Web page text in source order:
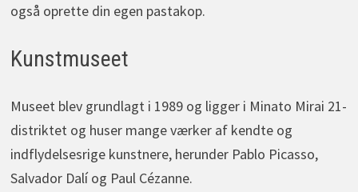
også oprette din egen pastakop.
Kunstmuseet
Museet blev grundlagt i 1989 og ligger i Minato Mirai 21-
distriktet og huser mange værker af kendte og
indflydelsesrige kunstnere, herunder Pablo Picasso,
Salvador Dalí og Paul Cézanne.